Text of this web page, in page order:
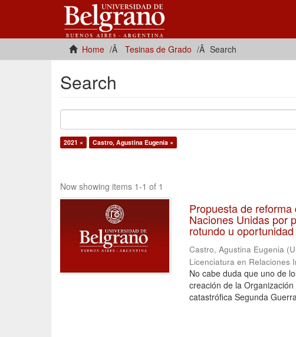
Home Tesinas de Grado Search
Search
2021 × Castro, Agustina Eugenia ×
Now showing items 1-1 of 1
Propuesta de
Naciones Unidas por
rotundo u
Castro, Agustina Eugenia (
Licenciatura en Relaciones
No cabe duda que uno de
creación de la
catastrófica Segunda